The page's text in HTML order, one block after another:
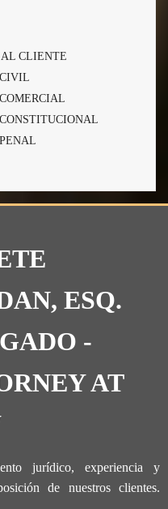
CLIENTE
ESQ.
-
AT
jurídico, experiencia y
de nuestros clientes.